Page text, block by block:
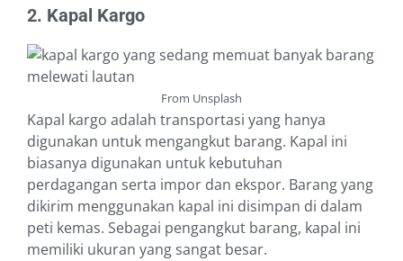
2. Kapal Kargo
From Unsplash
Kapal kargo adalah transportasi yang hanya
digunakan untuk mengangkut barang. Kapal ini
biasanya digunakan untuk kebutuhan
perdagangan serta impor dan ekspor. Barang yang
dikirim menggunakan kapal ini disimpan di dalam
peti kemas. Sebagai pengangkut barang, kapal ini
memiliki ukuran yang sangat besar.